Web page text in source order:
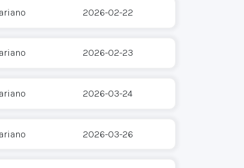
2026-02-22
2026-02-23
2026-03-24
2026-03-26